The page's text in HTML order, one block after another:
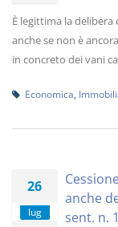
È legittima la
anche se non è
in concreto dei vani
Economica
26
lug
anche
sent. n.